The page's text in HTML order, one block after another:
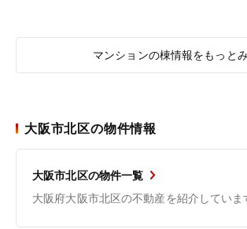
マンションの棟情報をもっと
大阪市北区の物件情報
大阪市北区の物件一覧
大阪府大阪市北区の不動産を紹介していま